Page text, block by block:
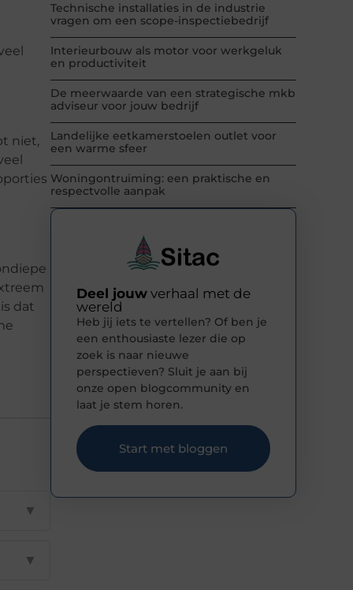
niet,
dat
▼
▼
Technische installaties in de industrie
vragen om een scope-inspectiebedrijf
Interieurbouw als motor voor werkgeluk
en productiviteit
De meerwaarde van een strategische mkb
adviseur voor jouw bedrijf
Landelijke eetkamerstoelen outlet voor
een warme sfeer
Woningontruiming: een praktische en
respectvolle aanpak
Deel jouw verhaal met de
wereld
Heb jij iets te vertellen? Of ben je
een enthousiaste lezer die op
zoek is naar nieuwe
perspectieven? Sluit je aan bij
onze open blogcommunity en
laat je stem horen.
Start met bloggen